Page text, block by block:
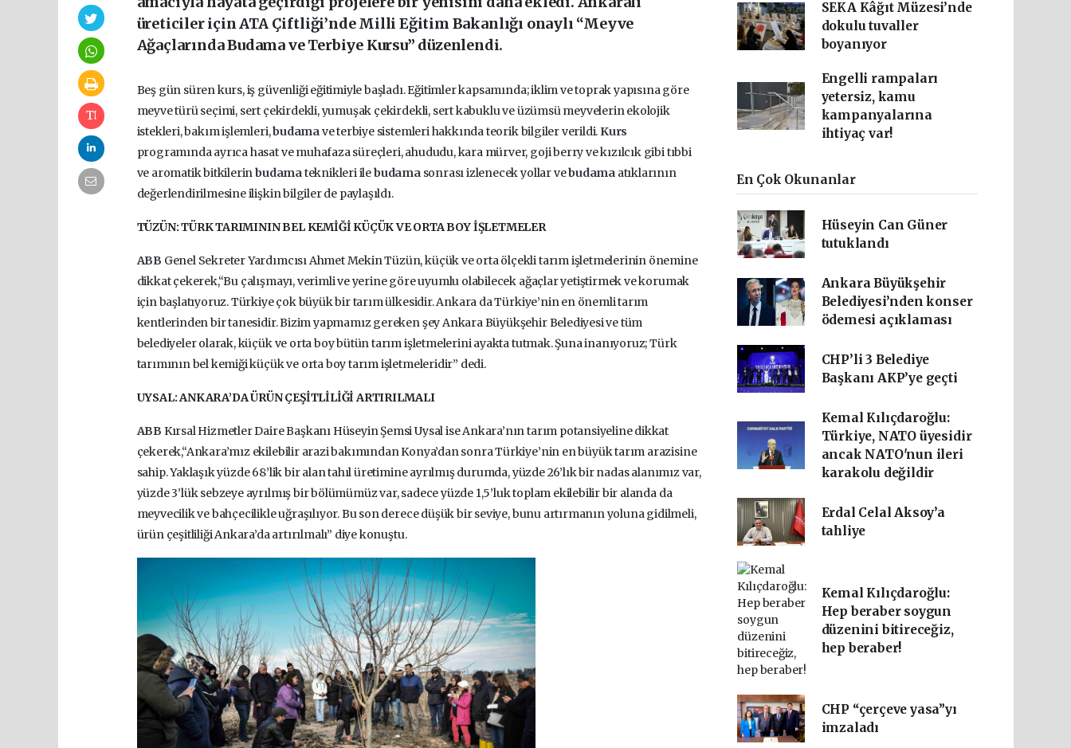
üreticiler için ATA Çiftliği’nde Milli Eğitim Bakanlığı onaylı “Meyve
Ağaçlarında Budama ve Terbiye Kursu” düzenlendi.
Beş gün süren kurs, iş güvenliği eğitimiyle başladı. Eğitimler kapsamında; iklim ve toprak yapısına göre
meyve türü seçimi, sert çekirdekli, yumuşak çekirdekli, sert kabuklu ve üzümsü meyvelerin ekolojik
istekleri, bakım işlemleri,budamave terbiye sistemleri hakkında teorik bilgiler verildi. Kurs
programında ayrıca hasat ve muhafaza süreçleri, ahududu, kara mürver, goji berry ve kızılcık gibi tıbbi
ve aromatik bitkilerinbudamateknikleri ilebudama sonrası izlenecek yollar vebudama atıklarının
değerlendirilmesine ilişkin bilgiler de paylaşıldı.
TÜZÜN: TÜRK TARIMININ BEL KEMİĞİ KÜÇÜK VE ORTA BOY İŞLETMELER
ABB Genel Sekreter Yardımcısı Ahmet Mekin Tüzün, küçük ve orta ölçekli tarım işletmelerinin önemine
dikkat çekerek,“Bu çalışmayı, verimli ve yerine göre uyumlu olabilecek ağaçlar yetiştirmek ve korumak
için başlatıyoruz. Türkiye çok büyük bir tarım ülkesidir. Ankara da Türkiye’nin en önemli tarım
kentlerinden bir tanesidir. Bizim yapmamız gereken şey Ankara Büyükşehir Belediyesi ve tüm
belediyeler olarak, küçük ve orta boy bütün tarım işletmelerini ayakta tutmak. Şuna inanıyoruz; Türk
tarımının bel kemiği küçük ve orta boy tarım işletmeleridir” dedi.
UYSAL: ANKARA’DA ÜRÜN ÇEŞİTLİLİĞİ ARTIRILMALI
ABB Kırsal Hizmetler Daire Başkanı Hüseyin Şemsi Uysal ise Ankara’nın tarım potansiyeline dikkat
çekerek,“Ankara’mız ekilebilir arazi bakımından Konya’dan sonra Türkiye’nin en büyük tarım arazisine
sahip. Yaklaşık yüzde 68’lik bir alan tahıl üretimine ayrılmış durumda, yüzde 26’lık bir nadas alanımız var,
yüzde 3’lük sebzeye ayrılmış bir bölümümüz var, sadece yüzde 1,5’luk toplam ekilebilir bir alanda da
meyvecilik ve bahçecilikle uğraşılıyor. Bu son derece düşük bir seviye, bunu artırmanın yoluna gidilmeli,
ürün çeşitliliği Ankara’da artırılmalı” diye konuştu.
SEKA Kâğıt Müzesi’nde
dokulu tuvaller
boyanıyor
Engelli rampaları
yetersiz, kamu
kampanyalarına
ihtiyaç var!
En Çok Okunanlar
Hüseyin Can Güner
tutuklandı
Ankara Büyükşehir
Belediyesi’nden konser
ödemesi açıklaması
CHP’li 3 Belediye
Başkanı AKP’ye geçti
Kemal Kılıçdaroğlu:
Türkiye, NATO üyesidir
ancak NATO'nun ileri
karakolu değildir
Erdal Celal Aksoy’a
tahliye
Kemal Kılıçdaroğlu:
Hep beraber soygun
düzenini bitireceğiz,
hep beraber!
CHP “çerçeve yasa”yı
imzaladı